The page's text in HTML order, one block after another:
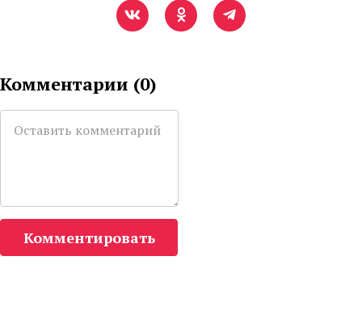
Комментарии (0)
Комментировать